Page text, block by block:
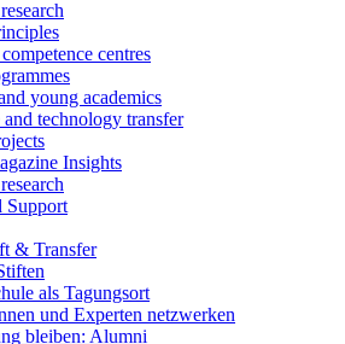
centres
young academics
technology transfer
Insights
Support
& Transfer
als Tagungsort
und Experten netzwerken
bleiben: Alumni